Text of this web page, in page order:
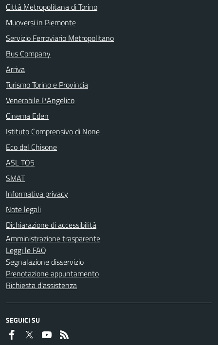
Città Metropolitana di Torino
Muoversi in Piemonte
Servizio Ferroviario Metropolitano
Bus Company
Arriva
Turismo Torino e Provincia
Venerabile P.Angelico
Cinema Eden
Istituto Comprensivo di None
Eco del Chisone
ASL TO5
SMAT
Informativa privacy
Note legali
Dichiarazione di accessibilità
Amministrazione trasparente
Leggi le FAQ
Segnalazione disservizio
Prenotazione appuntamento
Richiesta d'assistenza
SEGUICI SU